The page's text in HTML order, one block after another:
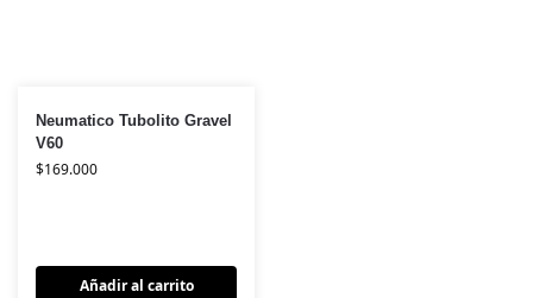
Neumatico Tubolito Gravel
V60
$169.000
Añadir al carrito